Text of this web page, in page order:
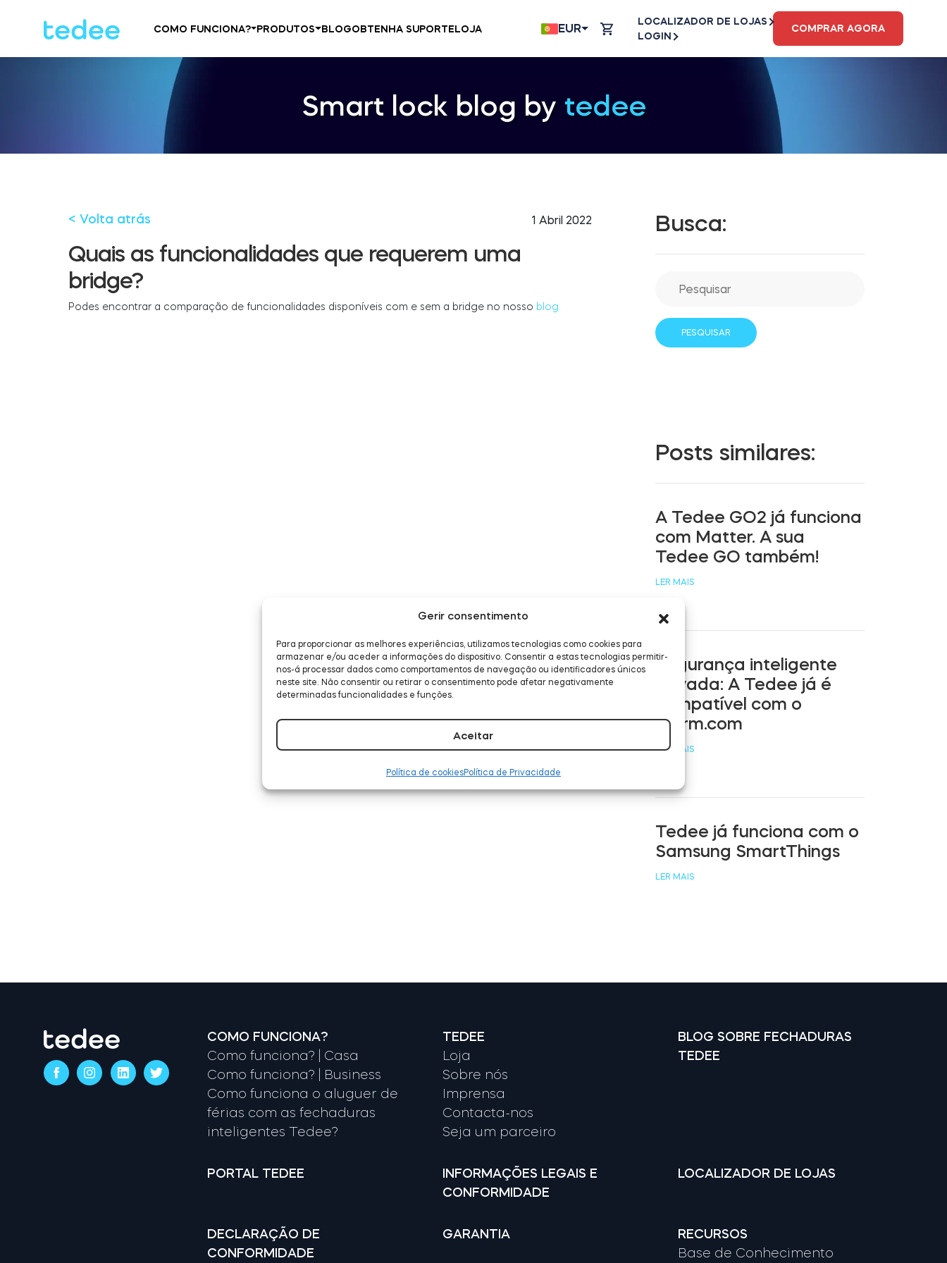
Gerir consentimento
Para proporcionar as melhores experiências, utilizamos tecnologias como cookies para
armazenar e/ou aceder a informações do dispositivo. Consentir a estas tecnologias permitir-
nos-á processar dados como comportamentos de navegação ou identificadores únicos
neste site. Não consentir ou retirar o consentimento pode afetar negativamente
determinadas funcionalidades e funções.
Aceitar
Política de cookiesPolítica de Privacidade
COMO FUNCIONA? PRODUTOS BLOGOBTENHA SUPORTELOJA EUR
LOCALIZADOR DE LOJAS
LOGIN
COMPRAR AGORA
Smart lock blog by tedee
< Volta atrás 1 Abril 2022
Quais as funcionalidades que requerem uma
bridge?
Podes encontrar a comparação de funcionalidades disponíveis com e sem a bridge no nosso blog.
Busca:
Posts similares:
A Tedee GO2 já funciona
com Matter. A sua
Tedee GO também!
LER MAIS
Segurança inteligente
ativada: A Tedee já é
compatível com o
Alarm.com
LER MAIS
Tedee já funciona com o
Samsung SmartThings
LER MAIS
COMO FUNCIONA?
Como funciona? | Casa
Como funciona? | Business
Como funciona o aluguer de
férias com as fechaduras
inteligentes Tedee?
TEDEE
Loja
Sobre nós
Imprensa
Contacta-nos
Seja um parceiro
BLOG SOBRE FECHADURAS
TEDEE
PORTAL TEDEE
INFORMAÇÕES LEGAIS E
CONFORMIDADE
LOCALIZADOR DE LOJAS
DECLARAÇÃO DE
CONFORMIDADE
GARANTIA
RECURSOS
Base de Conhecimento